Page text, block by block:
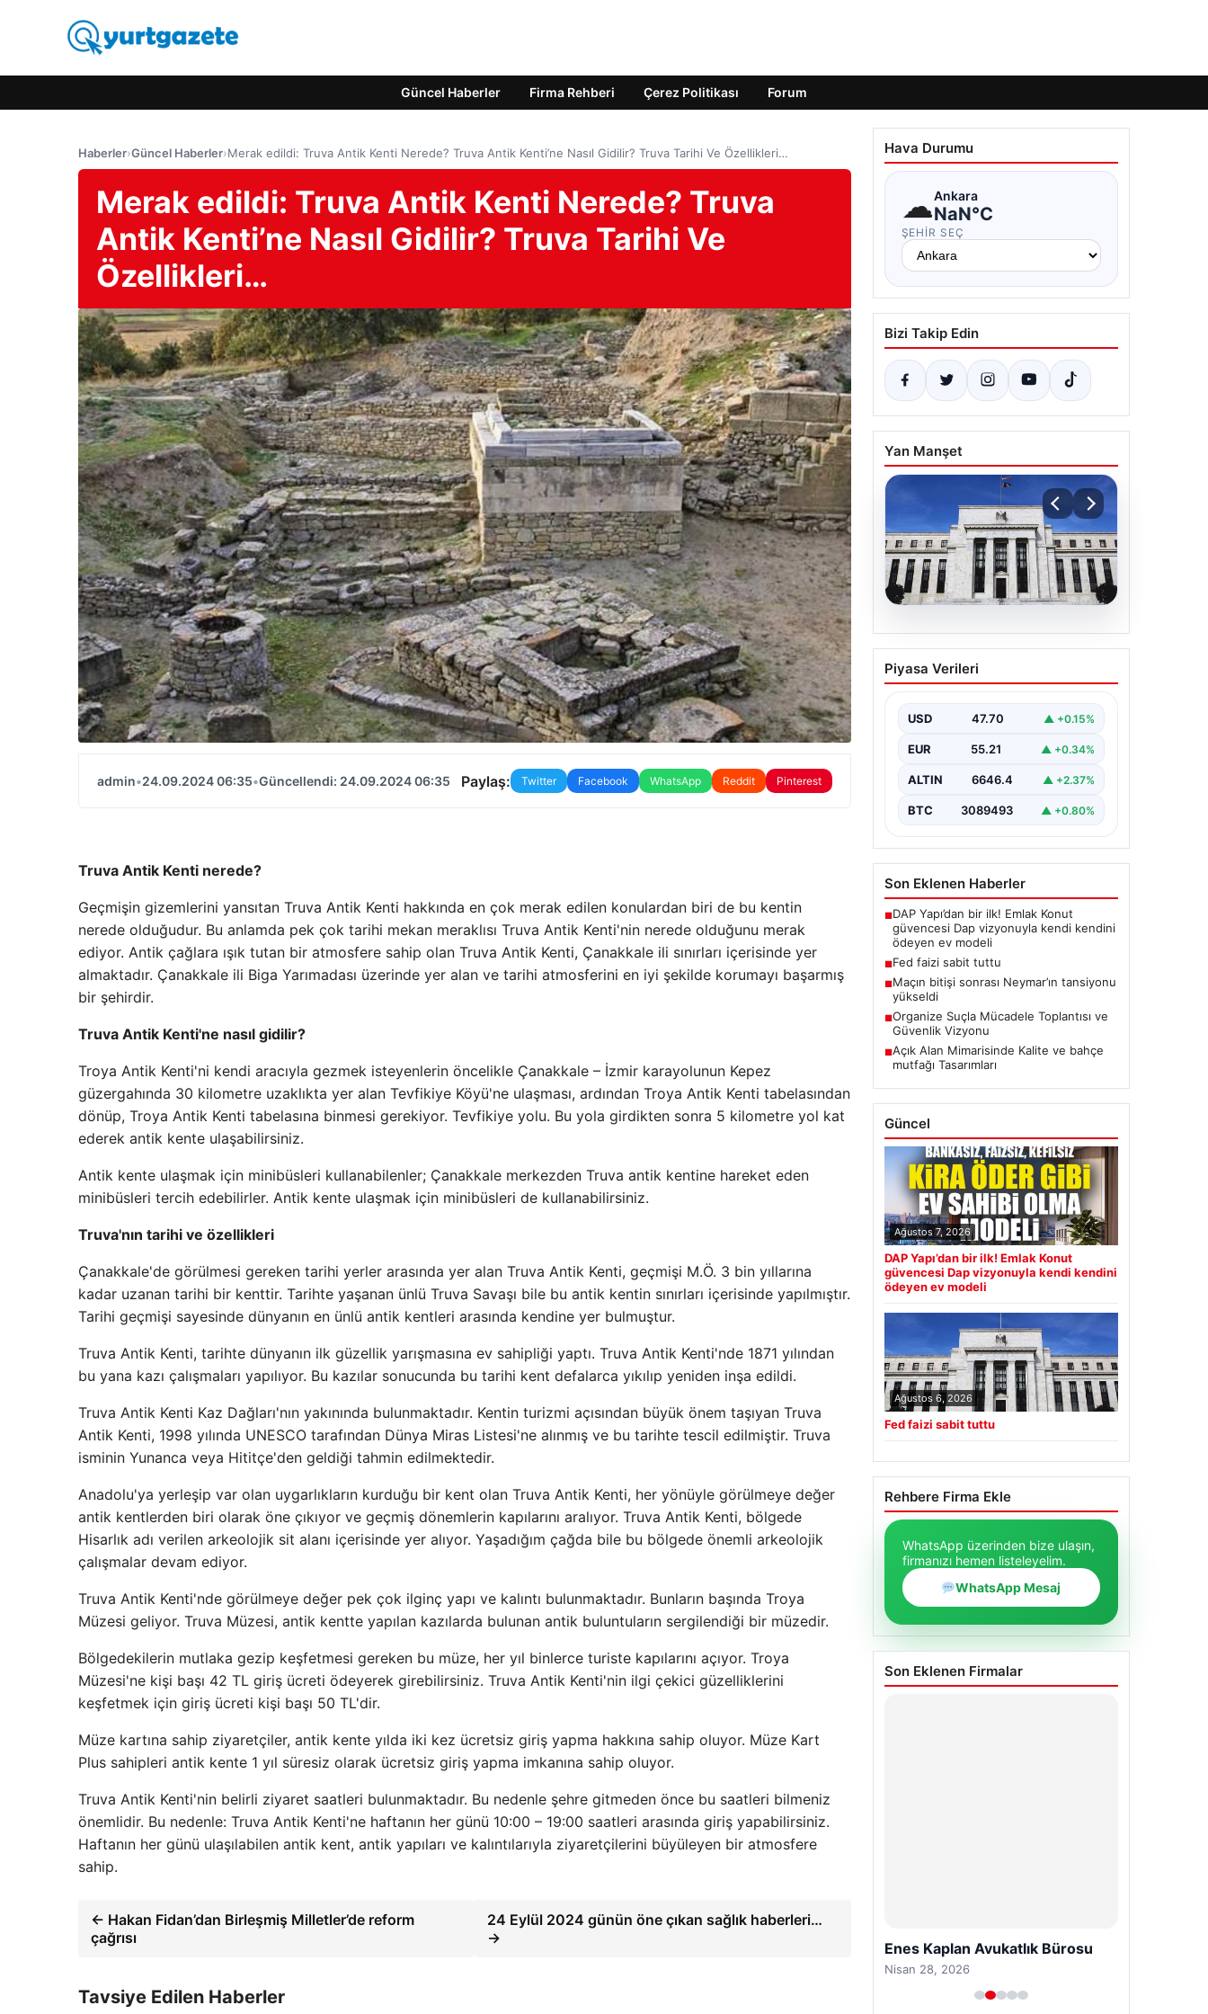
Güncel Haberler Firma Rehberi Çerez Politikası Forum
Haberler›Güncel Haberler›Merak edildi: Truva Antik Kenti Nerede? Truva Antik Kenti’ne Nasıl Gidilir? Truva Tarihi Ve Özellikleri…
Merak edildi: Truva Antik Kenti Nerede? Truva
Antik Kenti’ne Nasıl Gidilir? Truva Tarihi Ve
Özellikleri…
admin•24.09.2024 06:35•Güncellendi: 24.09.2024 06:35 Paylaş: Twitter Facebook WhatsApp Reddit Pinterest
Truva Antik Kenti nerede?
Geçmişin gizemlerini yansıtan Truva Antik Kenti hakkında en çok merak edilen konulardan biri de bu kentin
nerede olduğudur. Bu anlamda pek çok tarihi mekan meraklısı Truva Antik Kenti'nin nerede olduğunu merak
ediyor. Antik çağlara ışık tutan bir atmosfere sahip olan Truva Antik Kenti, Çanakkale ili sınırları içerisinde yer
almaktadır. Çanakkale ili Biga Yarımadası üzerinde yer alan ve tarihi atmosferini en iyi şekilde korumayı başarmış
bir şehirdir.
Truva Antik Kenti'ne nasıl gidilir?
Troya Antik Kenti'ni kendi aracıyla gezmek isteyenlerin öncelikle Çanakkale – İzmir karayolunun Kepez
güzergahında 30 kilometre uzaklıkta yer alan Tevfikiye Köyü'ne ulaşması, ardından Troya Antik Kenti tabelasından
dönüp, Troya Antik Kenti tabelasına binmesi gerekiyor. Tevfikiye yolu. Bu yola girdikten sonra 5 kilometre yol kat
ederek antik kente ulaşabilirsiniz.
Antik kente ulaşmak için minibüsleri kullanabilenler; Çanakkale merkezden Truva antik kentine hareket eden
minibüsleri tercih edebilirler. Antik kente ulaşmak için minibüsleri de kullanabilirsiniz.
Truva'nın tarihi ve özellikleri
Çanakkale'de görülmesi gereken tarihi yerler arasında yer alan Truva Antik Kenti, geçmişi M.Ö. 3 bin yıllarına
kadar uzanan tarihi bir kenttir. Tarihte yaşanan ünlü Truva Savaşı bile bu antik kentin sınırları içerisinde yapılmıştır.
Tarihi geçmişi sayesinde dünyanın en ünlü antik kentleri arasında kendine yer bulmuştur.
Truva Antik Kenti, tarihte dünyanın ilk güzellik yarışmasına ev sahipliği yaptı. Truva Antik Kenti'nde 1871 yılından
bu yana kazı çalışmaları yapılıyor. Bu kazılar sonucunda bu tarihi kent defalarca yıkılıp yeniden inşa edildi.
Truva Antik Kenti Kaz Dağları'nın yakınında bulunmaktadır. Kentin turizmi açısından büyük önem taşıyan Truva
Antik Kenti, 1998 yılında UNESCO tarafından Dünya Miras Listesi'ne alınmış ve bu tarihte tescil edilmiştir. Truva
isminin Yunanca veya Hititçe'den geldiği tahmin edilmektedir.
Anadolu'ya yerleşip var olan uygarlıkların kurduğu bir kent olan Truva Antik Kenti, her yönüyle görülmeye değer
antik kentlerden biri olarak öne çıkıyor ve geçmiş dönemlerin kapılarını aralıyor. Truva Antik Kenti, bölgede
Hisarlık adı verilen arkeolojik sit alanı içerisinde yer alıyor. Yaşadığım çağda bile bu bölgede önemli arkeolojik
çalışmalar devam ediyor.
Truva Antik Kenti'nde görülmeye değer pek çok ilginç yapı ve kalıntı bulunmaktadır. Bunların başında Troya
Müzesi geliyor. Truva Müzesi, antik kentte yapılan kazılarda bulunan antik buluntuların sergilendiği bir müzedir.
Bölgedekilerin mutlaka gezip keşfetmesi gereken bu müze, her yıl binlerce turiste kapılarını açıyor. Troya
Müzesi'ne kişi başı 42 TL giriş ücreti ödeyerek girebilirsiniz. Truva Antik Kenti'nin ilgi çekici güzelliklerini
keşfetmek için giriş ücreti kişi başı 50 TL'dir.
Müze kartına sahip ziyaretçiler, antik kente yılda iki kez ücretsiz giriş yapma hakkına sahip oluyor. Müze Kart
Plus sahipleri antik kente 1 yıl süresiz olarak ücretsiz giriş yapma imkanına sahip oluyor.
Truva Antik Kenti'nin belirli ziyaret saatleri bulunmaktadır. Bu nedenle şehre gitmeden önce bu saatleri bilmeniz
önemlidir. Bu nedenle: Truva Antik Kenti'ne haftanın her günü 10:00 – 19:00 saatleri arasında giriş yapabilirsiniz.
Haftanın her günü ulaşılabilen antik kent, antik yapıları ve kalıntılarıyla ziyaretçilerini büyüleyen bir atmosfere
sahip.
← Hakan Fidan’dan Birleşmiş Milletler’de reform
çağrısı
24 Eylül 2024 günün öne çıkan sağlık haberleri…
→
Tavsiye Edilen Haberler
Hava Durumu
☁Ankara
NaN°C
ŞEHIR SEÇ
Bizi Takip Edin
Yan Manşet
06.08.2026
Fed faizi sabit tuttu
Piyasa Verileri
USD 47.70 ▲ +0.15%
EUR 55.21 ▲ +0.34%
ALTIN 6646.4 ▲ +2.37%
BTC 3089493 ▲ +0.80%
Son Eklenen Haberler
■DAP Yapı’dan bir ilk! Emlak Konut
güvencesi Dap vizyonuyla kendi kendini
ödeyen ev modeli
■Fed faizi sabit tuttu
■Maçın bitişi sonrası Neymar’ın tansiyonu
yükseldi
■Organize Suçla Mücadele Toplantısı ve
Güvenlik Vizyonu
■Açık Alan Mimarisinde Kalite ve bahçe
mutfağı Tasarımları
Güncel
Ağustos 7, 2026
DAP Yapı’dan bir ilk! Emlak Konut
güvencesi Dap vizyonuyla kendi kendini
ödeyen ev modeli
Ağustos 6, 2026
Fed faizi sabit tuttu
Rehbere Firma Ekle
WhatsApp üzerinden bize ulaşın,
firmanızı hemen listeleyelim.
WhatsApp Mesaj
Son Eklenen Firmalar
Enes Kaplan Avukatlık Bürosu
Nisan 28, 2026